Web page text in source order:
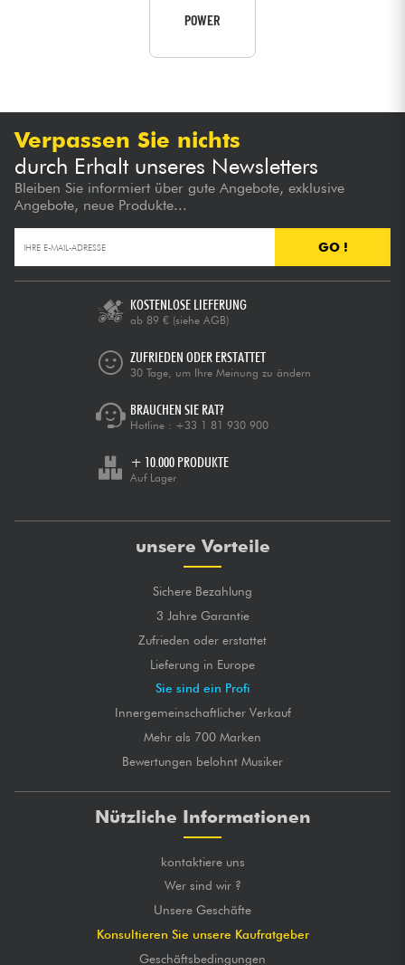
POWER
Verpassen Sie nichts
durch Erhalt unseres Newsletters
Bleiben Sie informiert über gute Angebote, exklusive
Angebote, neue Produkte...
GO !
KOSTENLOSE LIEFERUNG
ab 89 € (siehe AGB)
ZUFRIEDEN ODER ERSTATTET
30 Tage, um Ihre Meinung zu ändern
BRAUCHEN SIE RAT?
Hotline : +33 1 81 930 900
+ 10.000 PRODUKTE
Auf Lager
unsere Vorteile
Sichere Bezahlung
3 Jahre Garantie
Zufrieden oder erstattet
Lieferung in Europe
Sie sind ein Profi
Innergemeinschaftlicher Verkauf
Mehr als 700 Marken
Bewertungen belohnt Musiker
Nützliche Informationen
kontaktiere uns
Wer sind wir ?
Unsere Geschäfte
Konsultieren Sie unsere Kaufratgeber
Geschäftsbedingungen